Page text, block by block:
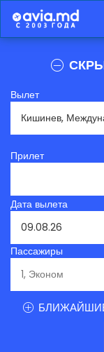
Вылет
Прилет
Дата вылета
Пассажиры